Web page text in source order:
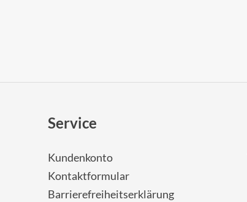
Service
Kundenkonto
Kontaktformular
Barrierefreiheitserklärung